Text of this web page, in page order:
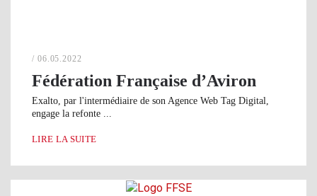
/ 06.05.2022
Fédération Française d’Aviron
Exalto, par l'intermédiaire de son Agence Web Tag Digital,
engage la refonte ...
LIRE LA SUITE